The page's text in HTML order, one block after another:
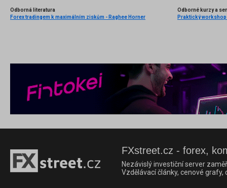
Odborná literatura
Forex tradingem k maximálním ziskům - Raghee Horner
Odborné kurzy a
FXstreet.cz - forex,
Nezávislý investiční server
Vzdělávací články, cenové